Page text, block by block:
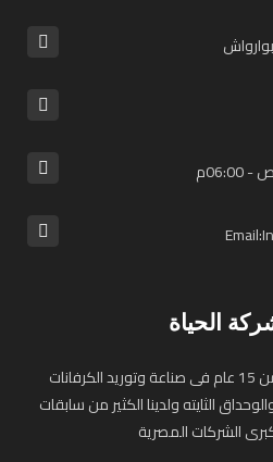
الحياة
نحن شركة الحياة خبره أكثر من 15 عام فى صناعة وتوريد الكرفانات
الثايته ولدينا الكثير من سابقات
الشركات المصرية